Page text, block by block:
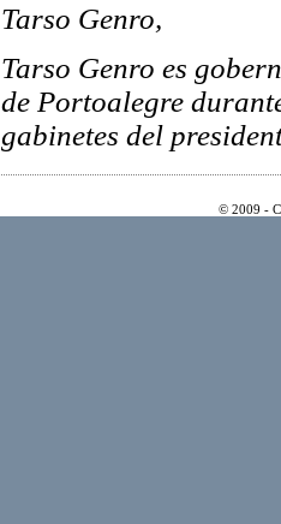
Tarso Genro,
Tarso Genro es
de Portoalegre
gabinetes del
© 2009 -